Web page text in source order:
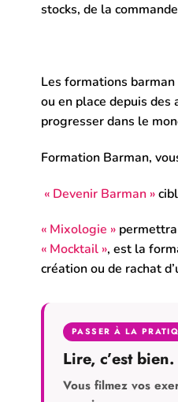
stocks, de la
Les formations
ou en place depuis
progresser dans le
Formation Barman,
« Devenir Barman »
« Mixologie »
« Mocktail », est la
création ou de rachat
PASSER À LA
Lire, c’est
Vous filmez vos